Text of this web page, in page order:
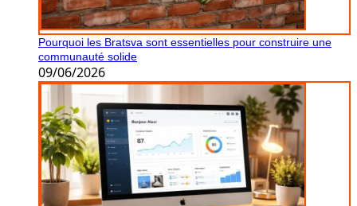
Pourquoi les Bratsva sont essentielles pour construire une
communauté solide
09/06/2026